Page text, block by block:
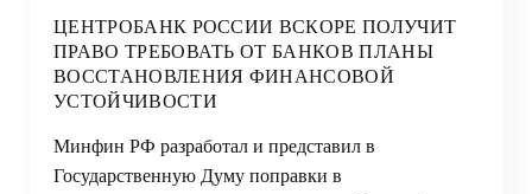
ЦЕНТРОБАНК РОССИИ ВСКОРЕ ПОЛУЧИТ
ПРАВО ТРЕБОВАТЬ ОТ БАНКОВ ПЛАНЫ
ВОССТАНОВЛЕНИЯ ФИНАНСОВОЙ
УСТОЙЧИВОСТИ
Минфин РФ разработал и представил в
Государственную Думу поправки в